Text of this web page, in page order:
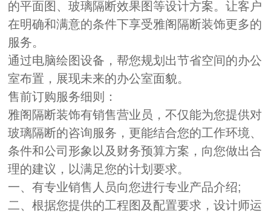
的平面图、玻璃隔断效果图等设计方案。让客户
在明确和满意的条件下享受雅阁隔断装饰更多的
服务。
通过电脑绘图设备，帮您规划出节省空间的办公
室布置，展现未来的办公室面貌。
售前订购服务细则：
雅阁隔断装饰有销售营业员，不仅能为您提供对
玻璃隔断的咨询服务，更能结合您的工作环境、
条件和公司形象以及财务预算方案，向您做出合
理的建议，以满足您的计划要求。
一、有专业销售人员向您进行专业产品介绍;
二、根据您提供的工程图及配置要求，设计师运